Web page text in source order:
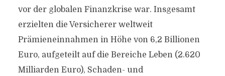
vor der globalen Finanzkrise war. Insgesamt
erzielten die Versicherer weltweit
Prämieneinnahmen in Höhe von 6,2 Billionen
Euro, aufgeteilt auf die Bereiche Leben (2.620
Milliarden Euro), Schaden- und